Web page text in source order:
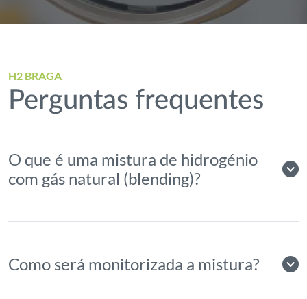
H2 BRAGA
Perguntas frequentes
O que é uma mistura de hidrogénio
com gás natural (blending)?
Como será monitorizada a mistura?